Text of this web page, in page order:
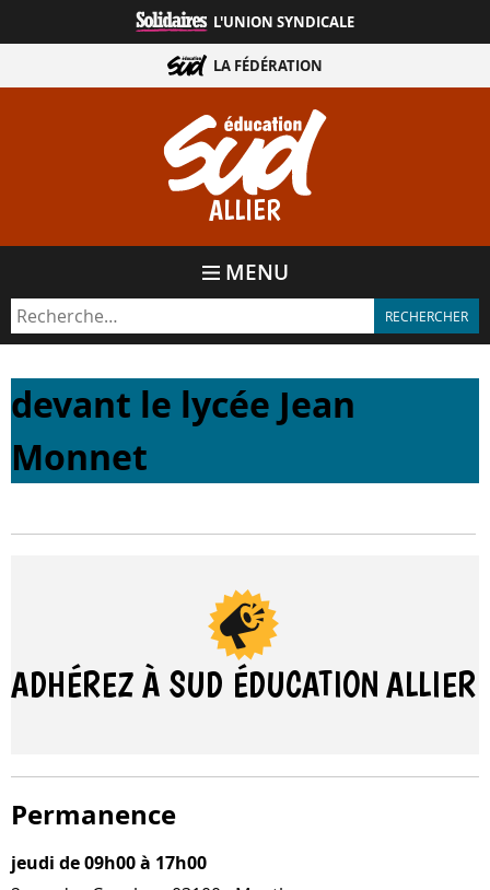
directement
contenu
ALLIER
L'UNION SYNDICALE
LA FÉDÉRATION
MENU
devant le lycée Jean
Monnet
ADHÉREZ À SUD ÉDUCATION ALLIER
Permanence
jeudi de 09h00 à 17h00